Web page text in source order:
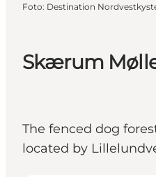
Skærum
The fenced dog
located by
Foto: Destination